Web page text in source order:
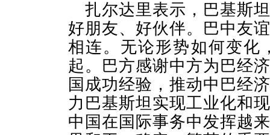
扎尔达里表示，巴基斯
好朋友、好伙伴。巴中友
相连。无论形势如何变化
起。巴方感谢中方为巴经
国成功经验，推动中巴经
力巴基斯坦实现工业化和
中国在国际事务中发挥越